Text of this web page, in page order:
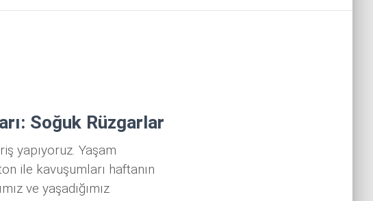
Soğuk Rüzgarlar
yapıyoruz. Yaşam
ile kavuşumları haftanın
ve yaşadığımız